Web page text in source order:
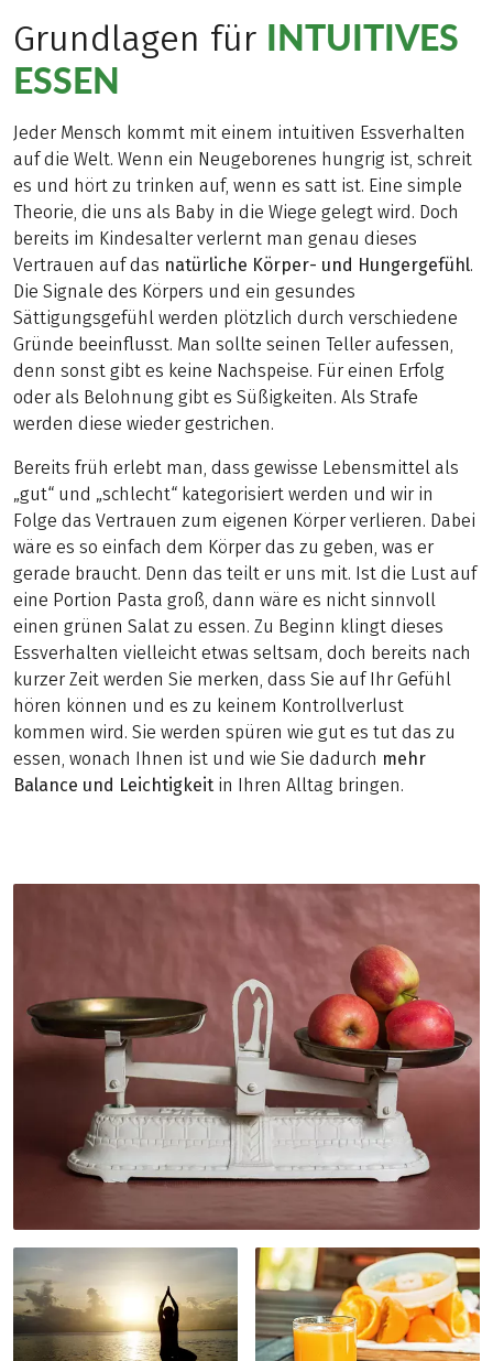
Grundlagen für INTUITIVES
ESSEN
Jeder Mensch kommt mit einem intuitiven Essverhalten
auf die Welt. Wenn ein Neugeborenes hungrig ist, schreit
es und hört zu trinken auf, wenn es satt ist. Eine simple
Theorie, die uns als Baby in die Wiege gelegt wird. Doch
bereits im Kindesalter verlernt man genau dieses
Vertrauen auf das natürliche Körper- und Hungergefühl.
Die Signale des Körpers und ein gesundes
Sättigungsgefühl werden plötzlich durch verschiedene
Gründe beeinflusst. Man sollte seinen Teller aufessen,
denn sonst gibt es keine Nachspeise. Für einen Erfolg
oder als Belohnung gibt es Süßigkeiten. Als Strafe
werden diese wieder gestrichen.
Bereits früh erlebt man, dass gewisse Lebensmittel als
„gut“ und „schlecht“ kategorisiert werden und wir in
Folge das Vertrauen zum eigenen Körper verlieren. Dabei
wäre es so einfach dem Körper das zu geben, was er
gerade braucht. Denn das teilt er uns mit. Ist die Lust auf
eine Portion Pasta groß, dann wäre es nicht sinnvoll
einen grünen Salat zu essen. Zu Beginn klingt dieses
Essverhalten vielleicht etwas seltsam, doch bereits nach
kurzer Zeit werden Sie merken, dass Sie auf Ihr Gefühl
hören können und es zu keinem Kontrollverlust
kommen wird. Sie werden spüren wie gut es tut das zu
essen, wonach Ihnen ist und wie Sie dadurch mehr
Balance und Leichtigkeit in Ihren Alltag bringen.